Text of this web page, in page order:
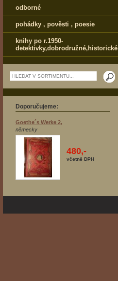
odborné
pohádky , pověsti , poesie
knihy po r.1950-
detektivky,dobrodružné,historické
Doporučujeme:
Goethe´s Werke 2,
německy
480,-
včetně DPH